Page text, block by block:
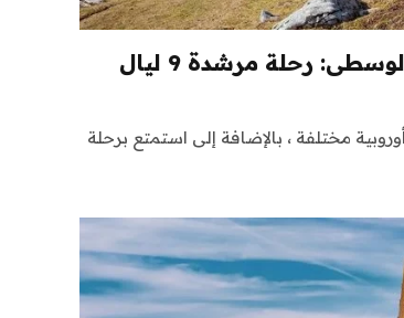
مختلفة ، بالإضافة إلى استمتع برحلة